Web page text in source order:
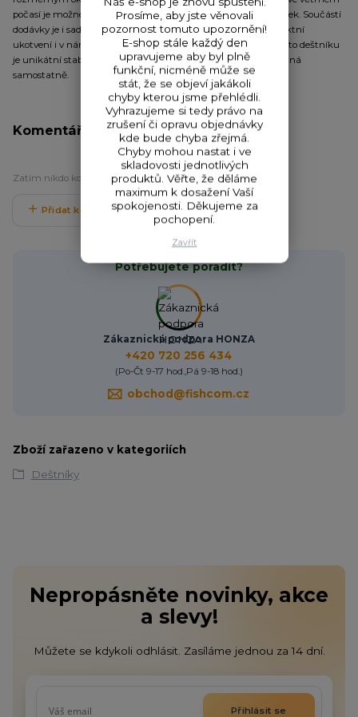
počasí je možné deštník stabilizovat pomocí čtyř kotvících lanek. Součástí
dodávky je i sada plnohodnotných bivakových kolíků pro perfektní
ukotvení i v náročných podmínkách. Skvělým doplňkem tohoto deštníku
je unikátní stabilizační sada do extrémních podmínek dodávaná
samostatně.
Komentáře
Zatím nikdo komentář nepřidal. Buďte první.
Přidat komentář
Potřebujete poradit?
Zákaznická podpora HONZA
+420 720 256 434
(Po-Čt 9-17 hod.,Pá 9-18 hod.)
obchod@fishcom.cz
Zboží zařazeno v kategoriích
Deštníky
Nepropásněte novinky, akce
a slevy!
Můžete se kdykoli odhlásit. Zasíláme jednou za 14 dní.
Přihlásit se
Prosíme, aby jste věnovali
pozornost tomuto upozornění!
E-shop stále každý den
upravujeme aby byl plně
funkční, nicméně může se
stát, že se objeví jakákoli
chyby kterou jsme přehlédli.
Vyhrazujeme si tedy právo na
zrušení či opravu objednávky
kde bude chyba zřejmá.
Chyby mohou nastat i ve
skladovosti jednotlivých
produktů. Věřte, že děláme
maximum k dosažení Vaší
spokojenosti. Děkujeme za
pochopení.
Zavřít